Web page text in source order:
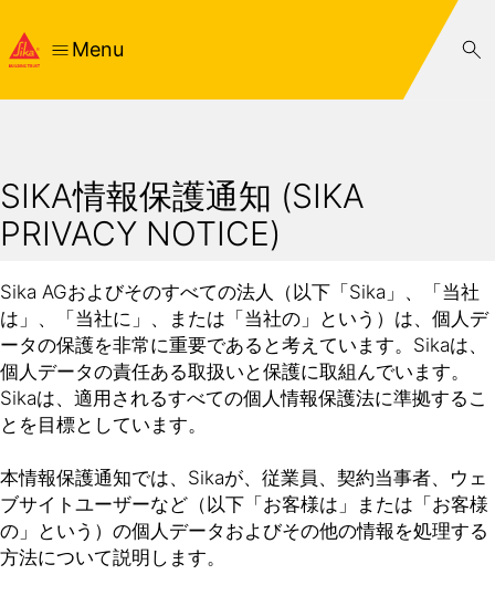
Menu
SIKA情報保護通知 (SIKA
PRIVACY NOTICE)
Sika AGおよびそのすべての法人（以下「Sika」、「当社
は」、「当社に」、または「当社の」という）は、個人デ
ータの保護を非常に重要であると考えています。Sikaは、
個人データの責任ある取扱いと保護に取組んでいます。
Sikaは、適用されるすべての個人情報保護法に準拠するこ
とを目標としています。
本情報保護通知では、Sikaが、従業員、契約当事者、ウェ
ブサイトユーザーなど（以下「お客様は」または「お客様
の」という）の個人データおよびその他の情報を処理する
方法について説明します。